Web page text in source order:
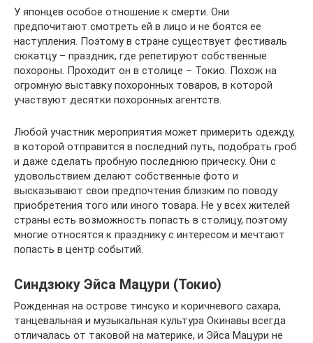
У японцев особое отношение к смерти. Они
предпочитают смотреть ей в лицо и не боятся ее
наступления. Поэтому в стране существует фестиваль
сюкатцу – праздник, где репетируют собственные
похороны. Проходит он в столице – Токио. Похож на
огромную выставку похоронных товаров, в которой
участвуют десятки похоронных агентств.
Любой участник мероприятия может примерить одежду,
в которой отправится в последний путь, подобрать гроб
и даже сделать пробную последнюю прическу. Они с
удовольствием делают собственные фото и
высказывают свои предпочтения близким по поводу
приобретения того или иного товара. Не у всех жителей
страны есть возможность попасть в столицу, поэтому
многие относятся к празднику с интересом и мечтают
попасть в центр событий.
Синдзюку Эйса Мацури (Токио)
Рожденная на острове тинсуко и коричневого сахара,
танцевальная и музыкальная культура Окинавы всегда
отличалась от таковой на материке, и Эйса Мацури не